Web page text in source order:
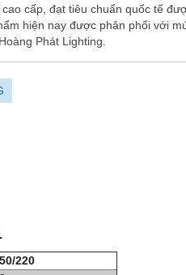
cấp, đạt tiêu chuẩn quốc tế
hiện nay được phân phối với
Phát Lighting.
220